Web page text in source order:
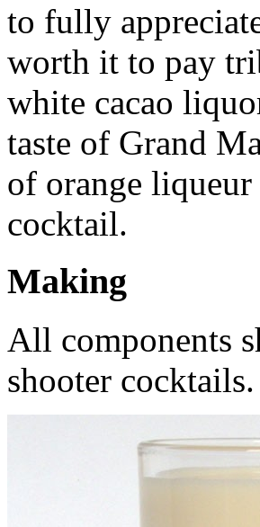
to fully
worth it to pay
white cacao
taste of Grand
of orange
cocktail.
Making
All components
shooter cocktails.